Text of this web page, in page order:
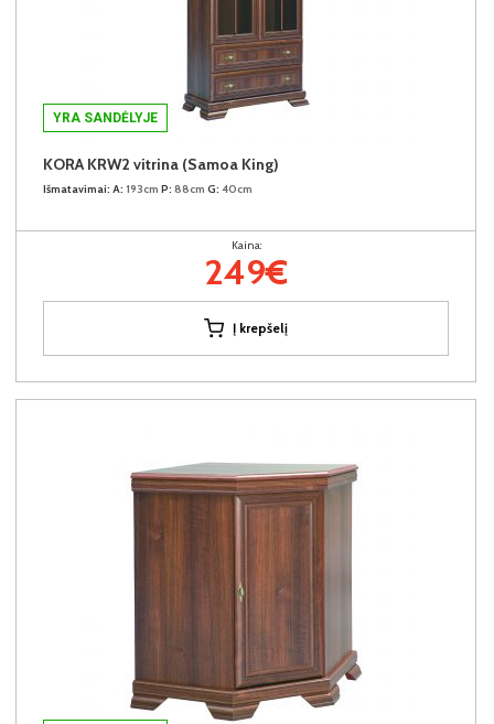
YRA SANDĖLYJE
KORA KRW2 vitrina (Samoa King)
Išmatavimai: A: 193cm P: 88cm G: 40cm
Kaina:
249€
Į krepšelį